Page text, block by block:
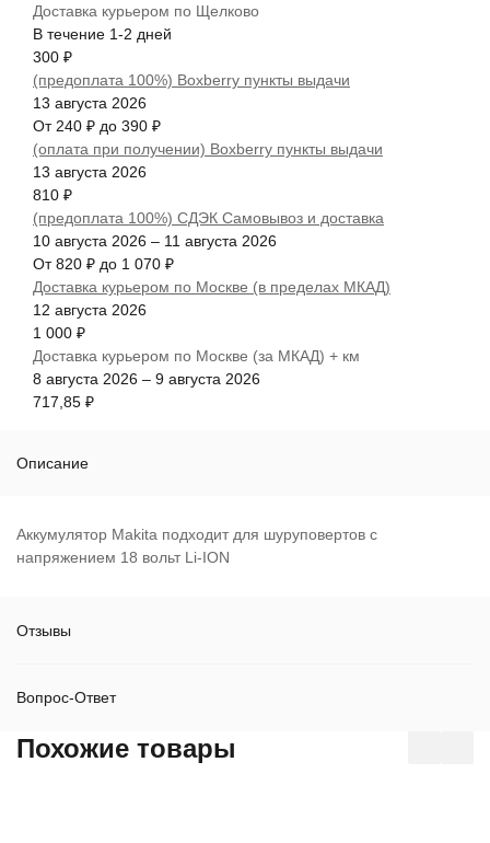
Доставка курьером по Щелково
В течение 1-2 дней
300 ₽
(предоплата 100%) Boxberry пункты выдачи
13 августа 2026
От 240 ₽ до 390 ₽
(оплата при получении) Boxberry пункты выдачи
13 августа 2026
810 ₽
(предоплата 100%) СДЭК Самовывоз и доставка
10 августа 2026 – 11 августа 2026
От 820 ₽ до 1 070 ₽
Доставка курьером по Москве (в пределах МКАД)
12 августа 2026
1 000 ₽
Доставка курьером по Москве (за МКАД) + км
8 августа 2026 – 9 августа 2026
717,85 ₽
Описание
Аккумулятор Makita подходит для шуруповертов с
напряжением 18 вольт Li-ION
Отзывы
Вопрос-Ответ
Похожие товары